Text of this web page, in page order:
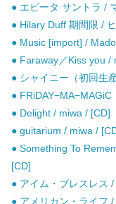
● エビータ サントラ /
● Hilary Duff 期間限 /
● Music [import] /
● Faraway／Kiss you /
● シャイニー（初回生
●
● Delight / miwa / [CD]
● guitarium / miwa /
● Something To
[CD]
● アイム・ブレスレス
● アメリカン・ライフ